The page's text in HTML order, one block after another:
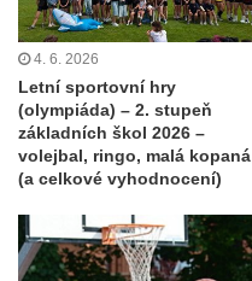
4. 6. 2026
Letní sportovní hry
(olympiáda) – 2. stupeň
základních škol 2026 –
volejbal, ringo, malá kopaná
(a celkové vyhodnocení)